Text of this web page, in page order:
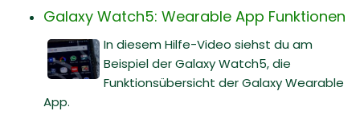
Galaxy Watch5: Wearable App Funktionen
In diesem Hilfe-Video siehst du am
Beispiel der Galaxy Watch5, die
Funktionsübersicht der Galaxy Wearable
App.